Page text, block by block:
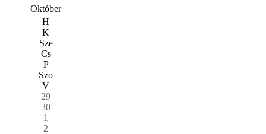
Október
H
K
Sze
Cs
P
Szo
V
29
30
1
2